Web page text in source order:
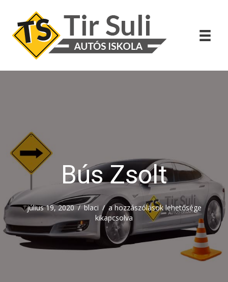
Bús Zsolt
július 19, 2020/blaci /Bús
Zsolt
bejegyzéshez
a hozzászólások lehetősége
kikapcsolva